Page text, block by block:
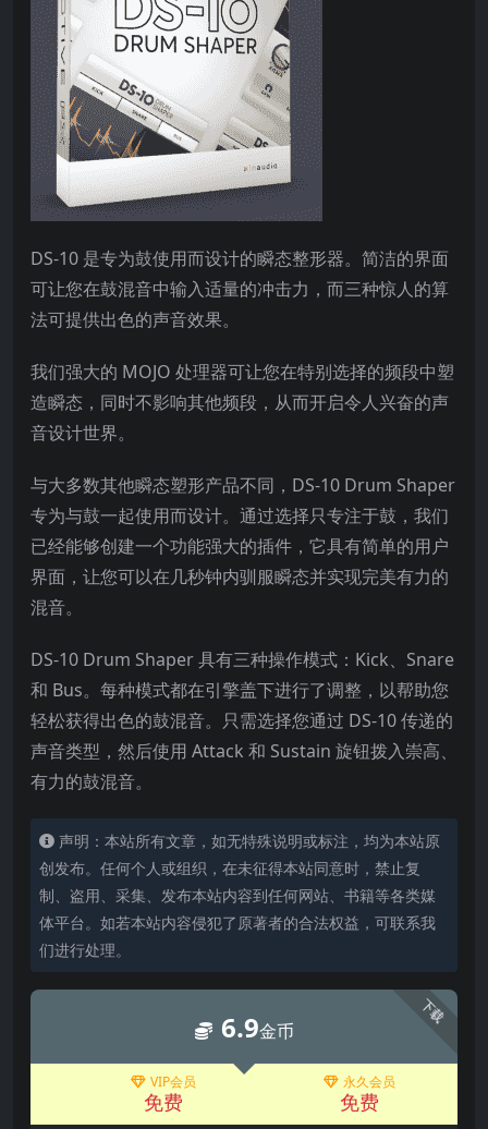
DS-10 是专为鼓使用而设计的瞬态整形器。简洁的界面
可让您在鼓混音中输入适量的冲击力，而三种惊人的算
法可提供出色的声音效果。
我们强大的 MOJO 处理器可让您在特别选择的频段中塑
造瞬态，同时不影响其他频段，从而开启令人兴奋的声
音设计世界。
与大多数其他瞬态塑形产品不同，DS-10 Drum Shaper
专为与鼓一起使用而设计。通过选择只专注于鼓，我们
已经能够创建一个功能强大的插件，它具有简单的用户
界面，让您可以在几秒钟内驯服瞬态并实现完美有力的
混音。
DS-10 Drum Shaper 具有三种操作模式：Kick、Snare
和 Bus。每种模式都在引擎盖下进行了调整，以帮助您
轻松获得出色的鼓混音。只需选择您通过 DS-10 传递的
声音类型，然后使用 Attack 和 Sustain 旋钮拨入崇高、
有力的鼓混音。
声明：本站所有文章，如无特殊说明或标注，均为本站原
创发布。任何个人或组织，在未征得本站同意时，禁止复
制、盗用、采集、发布本站内容到任何网站、书籍等各类媒
体平台。如若本站内容侵犯了原著者的合法权益，可联系我
们进行处理。
下载
6.9金币
VIP会员
免费
永久会员
免费